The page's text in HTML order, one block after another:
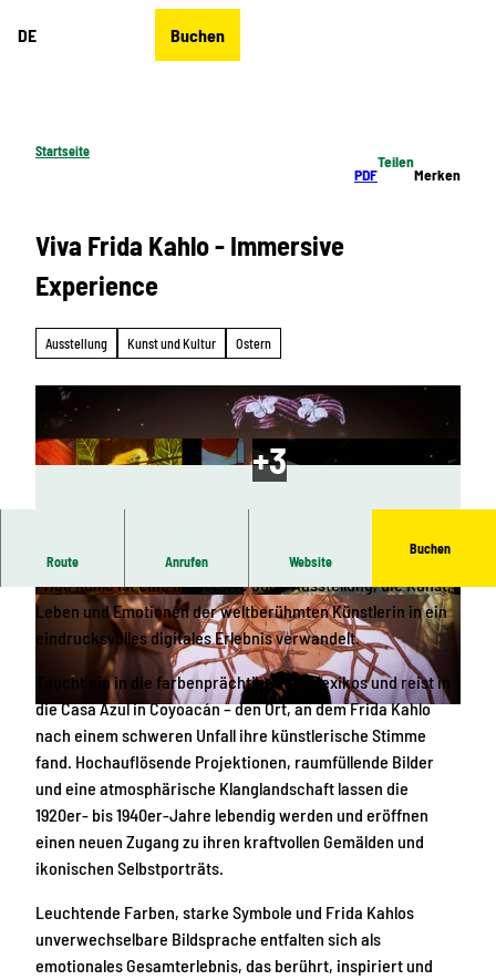
DE Buchen
Startseite
PDF
Teilen
Merken
Viva Frida Kahlo - Immersive
Experience
Ausstellung Kunst und Kultur Ostern
© Alegria Exhibition, Morris Mac Matzen
© Alegria Exhibition, Andy Juchli © Alegria Exhibition, Morris Mac Matzen
Route Anrufen Website
Buchen
Erlebt Frida Kahlo so nah und intensiv wie nie zuvor.
Viva
Frida Kahloist eine immersive 360°-Ausstellung, die Kunst,
Leben und Emotionen der weltberühmten Künstlerin in ein
eindrucksvolles digitales Erlebnis verwandelt.
Taucht ein in die farbenprächtige Welt Mexikos und reist in
die Casa Azul in Coyoacán – den Ort, an dem Frida Kahlo
nach einem schweren Unfall ihre künstlerische Stimme
fand. Hochauflösende Projektionen, raumfüllende Bilder
und eine atmosphärische Klanglandschaft lassen die
1920er- bis 1940er-Jahre lebendig werden und eröffnen
einen neuen Zugang zu ihren kraftvollen Gemälden und
ikonischen Selbstporträts.
Leuchtende Farben, starke Symbole und Frida Kahlos
unverwechselbare Bildsprache entfalten sich als
emotionales Gesamterlebnis, das berührt, inspiriert und